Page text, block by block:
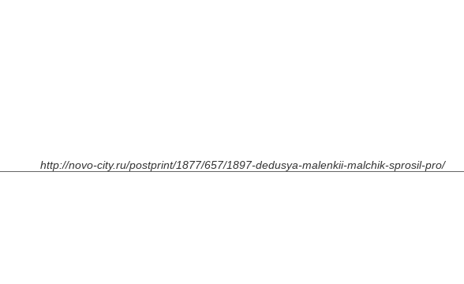
http://novo-city.ru/postprint/1877/657/1897-dedusya-malenkii-malchik-sprosil-pro/